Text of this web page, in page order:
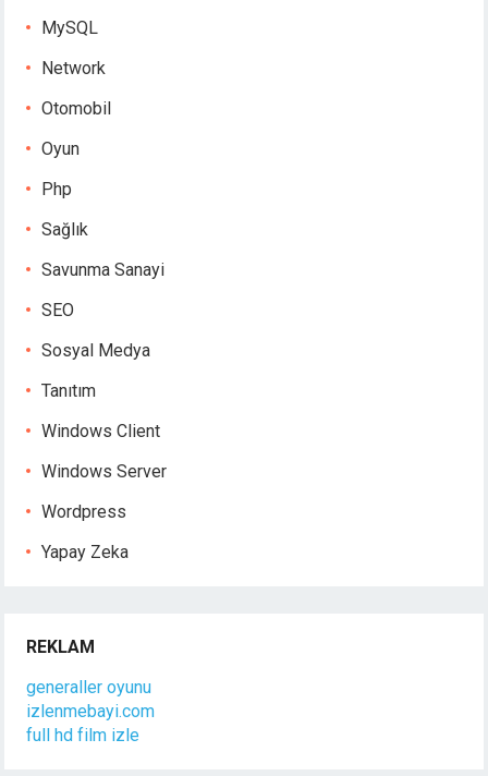
MySQL
Network
Otomobil
Oyun
Php
Sağlık
Savunma Sanayi
SEO
Sosyal Medya
Tanıtım
Windows Client
Windows Server
Wordpress
Yapay Zeka
REKLAM
generaller oyunu
izlenmebayi.com
full hd film izle